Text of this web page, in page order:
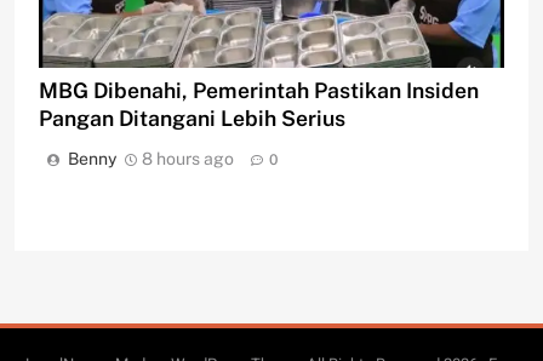
MBG Dibenahi, Pemerintah Pastikan Insiden
Pangan Ditangani Lebih Serius
Benny 8 hours ago 0